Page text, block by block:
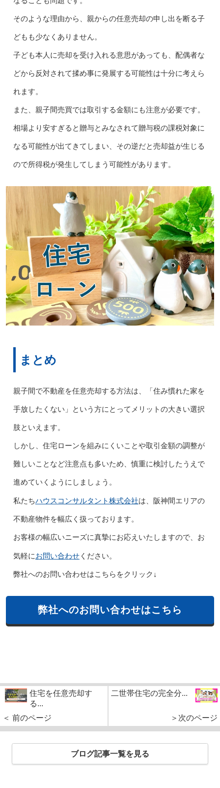
そのような理由から、親からの任意売却の申し出を断る子
どもも少なくありません。
子ども本人に売却を受け入れる意思があっても、配偶者な
どから反対されて揉め事に発展する可能性は十分に考えら
れます。
また、親子間売買では取引する金額にも注意が必要です。
相場より安すぎると贈与とみなされて贈与税の課税対象に
なる可能性が出てきてしまい、その逆だと売却益が生じる
ので所得税が発生してしまう可能性があります。
まとめ
親子間で不動産を任意売却する方法は、「住み慣れた家を
手放したくない」という方にとってメリットの大きい選択
肢といえます。
しかし、住宅ローンを組みにくいことや取引金額の調整が
難しいことなど注意点も多いため、慎重に検討したうえで
進めていくようにしましょう。
私たちハウスコンサルタント株式会社は、阪神間エリアの
不動産物件を幅広く扱っております。
お客様の幅広いニーズに真摯にお応えいたしますので、お
気軽にお問い合わせください。
弊社へのお問い合わせはこちらをクリック↓
弊社へのお問い合わせはこちら
住宅を任意売却す
る...
＜ 前のページ
二世帯住宅の完全分...
＞次のページ
ブログ記事一覧を見る